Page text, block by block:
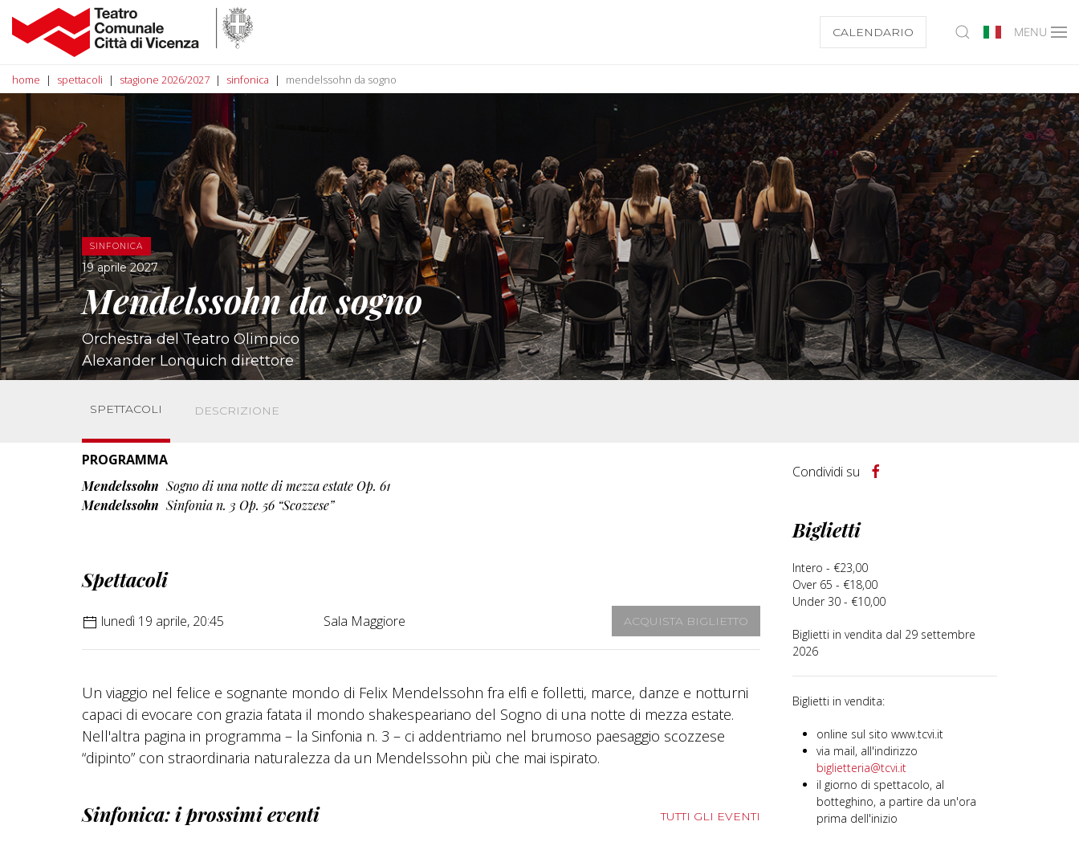
CALENDARIO MENU
home spettacoli stagione 2026/2027 sinfonica mendelssohn da sogno
SINFONICA
19 aprile 2027
Mendelssohn da sogno
Orchestra del Teatro Olimpico
Alexander Lonquich direttore
SPETTACOLI DESCRIZIONE
PROGRAMMA
Mendelssohn Sogno di una notte di mezza estate Op. 61
Mendelssohn Sinfonia n. 3 Op. 56 “Scozzese”
Spettacoli
lunedì 19 aprile, 20:45 Sala Maggiore ACQUISTA BIGLIETTO
Un viaggio nel felice e sognante mondo di Felix Mendelssohn fra elfi e folletti, marce, danze e notturni
capaci di evocare con grazia fatata il mondo shakespeariano del Sogno di una notte di mezza estate.
Nell'altra pagina in programma – la Sinfonia n. 3 – ci addentriamo nel brumoso paesaggio scozzese
“dipinto” con straordinaria naturalezza da un Mendelssohn più che mai ispirato.
Sinfonica: i prossimi eventi TUTTI GLI EVENTI
Condividi su
Biglietti
Intero - €23,00
Over 65 - €18,00
Under 30 - €10,00
Biglietti in vendita dal 29 settembre
2026
Biglietti in vendita:
online sul sito www.tcvi.it
via mail, all'indirizzo
biglietteria@tcvi.it
il giorno di spettacolo, al
botteghino, a partire da un'ora
prima dell'inizio